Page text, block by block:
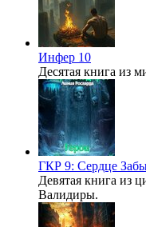
Инфер 10
Десятая книга из
ГКР 9: Сердце
Девятая книга из
Валидиры.